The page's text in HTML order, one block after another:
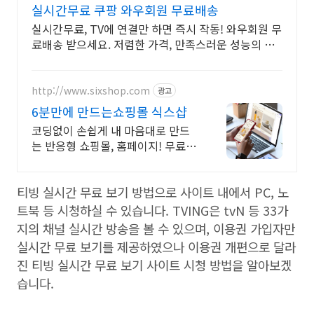
실시간무료 쿠팡 와우회원 무료배송
실시간무료, TV에 연결만 하면 즉시 작동! 와우회원 무
료배송 받으세요. 저렴한 가격, 만족스러운 성능의 리
http://www.sixshop.com 광고
6분만에 만드는쇼핑몰 식스샵
코딩없이 손쉽게 내 마음대로 만드
는 반응형 쇼핑몰, 홈페이지! 무료
티빙 실시간 무료 보기 방법으로 사이트 내에서 PC, 노
트북 등 시청하실 수 있습니다. TVING은 tvN 등 33가
지의 채널 실시간 방송을 볼 수 있으며, 이용권 가입자만
실시간 무료 보기를 제공하였으나 이용권 개편으로 달라
진 티빙 실시간 무료 보기 사이트 시청 방법을 알아보겠
습니다.